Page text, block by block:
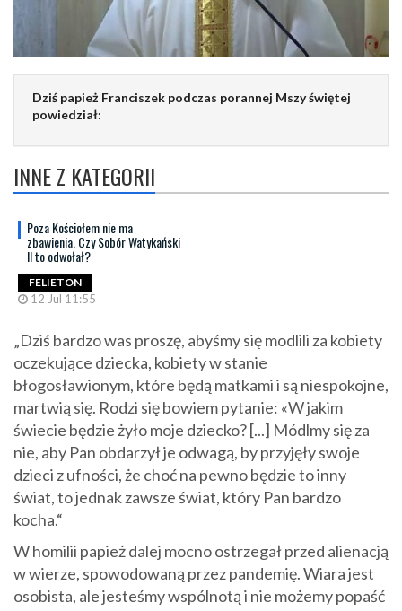
Dziś papież Franciszek podczas porannej Mszy świętej
powiedział:
INNE Z KATEGORII
Poza Kościołem nie ma
zbawienia. Czy Sobór Watykański
II to odwołał?
FELIETON
12 Jul 11:55
„Dziś bardzo was proszę, abyśmy się modlili za kobiety
oczekujące dziecka, kobiety w stanie
błogosławionym, które będą matkami i są niespokojne,
martwią się. Rodzi się bowiem pytanie: «W jakim
świecie będzie żyło moje dziecko? [...] Módlmy się za
nie, aby Pan obdarzył je odwagą, by przyjęły swoje
dzieci z ufności, że choć na pewno będzie to inny
świat, to jednak zawsze świat, który Pan bardzo
kocha.“
W homilii papież dalej mocno ostrzegał przed alienacją
w wierze, spowodowaną przez pandemię. Wiara jest
osobista, ale jesteśmy wspólnotą i nie możemy popaść